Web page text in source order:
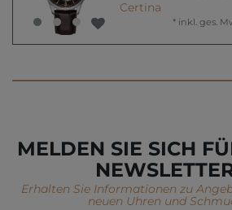
Certina
* inkl. ges.
MELDEN SIE SICH
Erhalten Sie Informationen zu
neuen Uhren und